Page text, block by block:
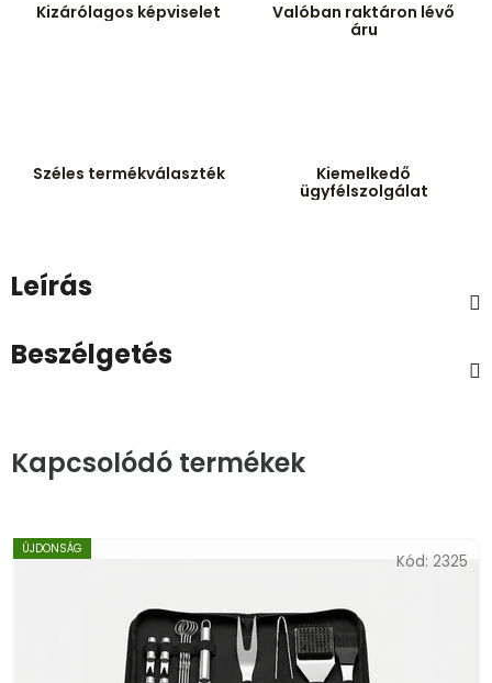
Kizárólagos képviselet
Valóban raktáron lévő
áru
Széles termékválaszték
Kiemelkedő
ügyfélszolgálat
Leírás
Beszélgetés
Kapcsolódó termékek
ÚJDONSÁG
Kód: 2325